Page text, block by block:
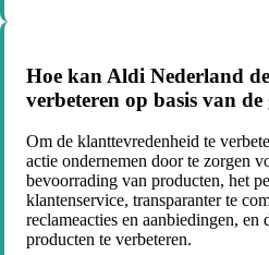
Hoe kan Aldi Nederland
verbeteren op basis van
Om de klanttevredenheid te
actie ondernemen door te zorgen
bevoorrading van producten, het
klantenservice, transparanter te
reclameacties en aanbiedingen,
producten te verbeteren.